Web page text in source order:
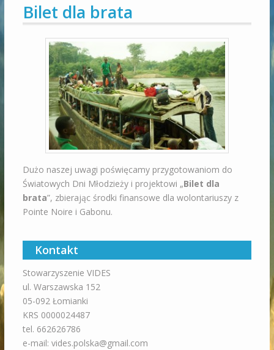
Bilet dla brata
Dużo naszej uwagi poświęcamy przygotowaniom do
Światowych Dni Młodzieży i projektowi „Bilet dla
brata”, zbierając środki finansowe dla wolontariuszy z
Pointe Noire i Gabonu.
Kontakt
Stowarzyszenie VIDES
ul. Warszawska 152
05-092 Łomianki
KRS 0000024487
tel. 662626786
e-mail: vides.polska@gmail.com